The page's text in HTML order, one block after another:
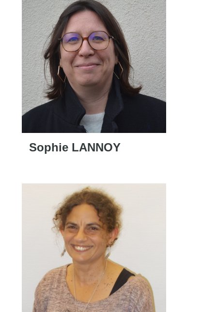
Sophie LANNOY